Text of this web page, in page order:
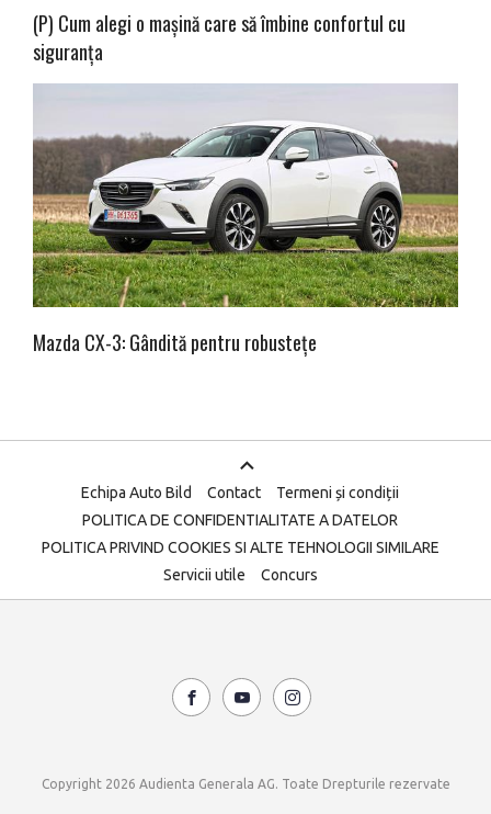
(P) Cum alegi o mașină care să îmbine confortul cu
siguranța
Mazda CX-3: Gândită pentru robustețe
Echipa Auto Bild Contact
Termeni și condiții
POLITICA DE CONFIDENTIALITATE A DATELOR
POLITICA PRIVIND COOKIES SI ALTE TEHNOLOGII SIMILARE
Servicii utile
Concurs
Copyright 2026 Audienta Generala AG. Toate Drepturile rezervate